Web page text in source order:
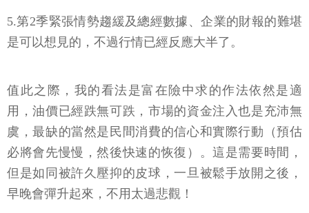
5.第2季緊張情勢趨緩及總經數據、企業的財報的難堪
是可以想見的，不過行情已經反應大半了。
值此之際，我的看法是富在險中求的作法依然是適
用，油價已經跌無可跌，市場的資金注入也是充沛無
虞，最缺的當然是民間消費的信心和實際行動（預估
必將會先慢慢，然後快速的恢復）。這是需要時間，
但是如同被許久壓抑的皮球，一旦被鬆手放開之後，
早晚會彈升起來，不用太過悲觀！